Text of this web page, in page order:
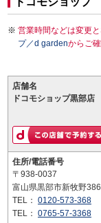
営業時間などは変更
プ／d gardenからご
店舗名
ドコモショップ黒部店
住所/電話番号
〒938-0037
富山県黒部市新牧野386
TEL： 0120-573-368
TEL： 0765-57-3368